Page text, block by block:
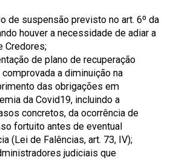
de suspensão previsto no art. 6º da
houver a necessidade de adiar a
Credores;
de plano de recuperação
a diminuição na
das obrigações em
da Covid19, incluindo a
concretos, da ocorrência de
fortuito antes de eventual
(Lei de Falências, art. 73, IV);
judiciais que